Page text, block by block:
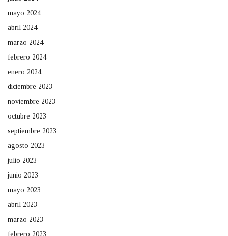
mayo 2024
abril 2024
marzo 2024
febrero 2024
enero 2024
diciembre 2023
noviembre 2023
octubre 2023
septiembre 2023
agosto 2023
julio 2023
junio 2023
mayo 2023
abril 2023
marzo 2023
febrero 2023